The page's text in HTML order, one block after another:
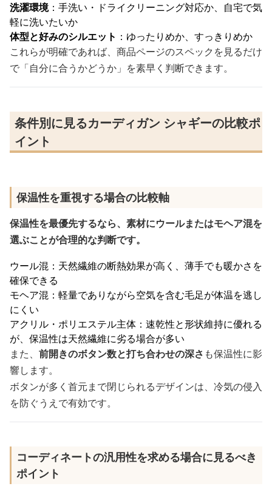
洗濯環境：手洗い・ドライクリーニング対応か、自宅で気
軽に洗いたいか
体型と好みのシルエット ：ゆったりめか、すっきりめか
これらが明確であれば、商品ページのスペックを見るだけ
で「自分に合うかどうか」を素早く判断できます。
条件別に見るカーディガン シャギーの比較ポ
イント
保温性を重視する場合の比較軸
保温性を最優先するなら、素材にウールまたはモヘア混を
選ぶことが合理的な判断です。
ウール混：天然繊維の断熱効果が高く、薄手でも暖かさを
確保できる
モヘア混：軽量でありながら空気を含む毛足が体温を逃し
にくい
アクリル・ポリエステル主体：速乾性と形状維持に優れる
が、保温性は天然繊維に劣る場合が多い
また、 前開きのボタン数と打ち合わせの深さ も保温性に影
響します。
ボタンが多く首元まで閉じられるデザインは、冷気の侵入
を防ぐうえで有効です。
コーディネートの汎用性を求める場合に見るべき
ポイント